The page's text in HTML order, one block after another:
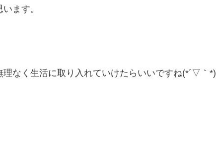
ます。
理なく生活に取り入れていけたらいいですね(*´▽｀*)